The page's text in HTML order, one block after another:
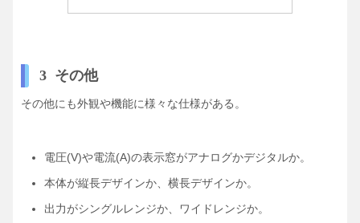
3 その他
その他にも外観や機能に様々な仕様がある。
電圧(V)や電流(A)の表示窓がアナログかデジタルか。
本体が縦長デザインか、 横長デザインか。
出力がシングルレンジか、 ワイドレンジか。